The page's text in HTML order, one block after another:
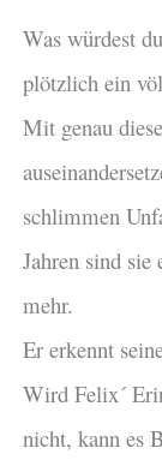
Was würdest
plötzlich ein
Mit genau
schlimmen
Jahren sind
mehr.
Er erkennt
Wird Felix´
nicht, kann es